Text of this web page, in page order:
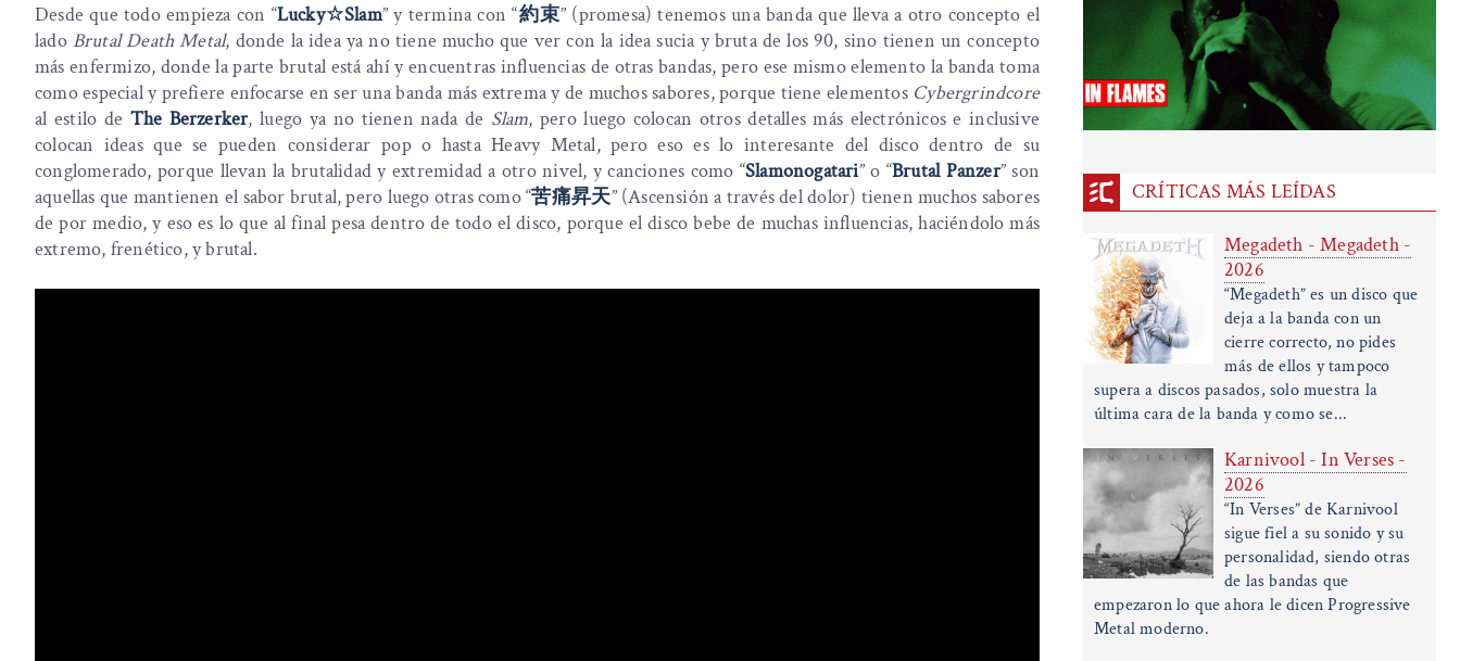
Desde que todo empieza con “Lucky☆Slam” y termina con “約束” (promesa) tenemos una banda que lleva a otro concepto el
lado Brutal Death Metal, donde la idea ya no tiene mucho que ver con la idea sucia y bruta de los 90, sino tienen un concepto
más enfermizo, donde la parte brutal está ahí y encuentras influencias de otras bandas, pero ese mismo elemento la banda toma
como especial y prefiere enfocarse en ser una banda más extrema y de muchos sabores, porque tiene elementos Cybergrindcore
al estilo de The Berzerker, luego ya no tienen nada de Slam, pero luego colocan otros detalles más electrónicos e inclusive
colocan ideas que se pueden considerar pop o hasta Heavy Metal, pero eso es lo interesante del disco dentro de su
conglomerado, porque llevan la brutalidad y extremidad a otro nivel, y canciones como “Slamonogatari” o “Brutal Panzer” son
aquellas que mantienen el sabor brutal, pero luego otras como “苦痛昇天” (Ascensión a través del dolor) tienen muchos sabores
de por medio, y eso es lo que al final pesa dentro de todo el disco, porque el disco bebe de muchas influencias, haciéndolo más
extremo, frenético, y brutal.
CRÍTICAS MÁS LEÍDAS
Megadeth - Megadeth -
2026
“Megadeth” es un disco que
deja a la banda con un
cierre correcto, no pides
más de ellos y tampoco
supera a discos pasados, solo muestra la
última cara de la banda y como se...
Karnivool - In Verses -
2026
“In Verses” de Karnivool
sigue fiel a su sonido y su
personalidad, siendo otras
de las bandas que
empezaron lo que ahora le dicen Progressive
Metal moderno.